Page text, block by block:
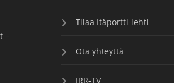
–
Tilaa Itäportti-lehti
Ota yhteyttä
IRR-TV